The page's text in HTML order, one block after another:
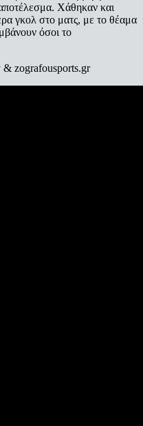
Χάθηκαν και
γκολ στο ματς, με το θέαμα
όσοι το
& zografousports.gr